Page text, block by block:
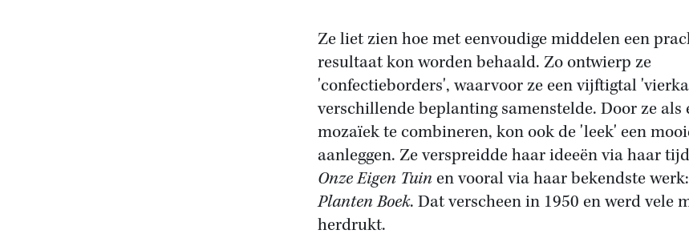
Ze liet zien hoe met eenvoudige middelen een
resultaat kon worden behaald. Zo ontwierp ze
'confectieborders', waarvoor ze een vijftigtal
verschillende beplanting samenstelde. Door ze als
mozaïek te combineren, kon ook de 'leek' een
aanleggen. Ze verspreidde haar ideeën via haar
Onze Eigen Tuinen vooral via haar bekendste
Planten Boek. Dat verscheen in 1950 en werd vele
herdrukt.